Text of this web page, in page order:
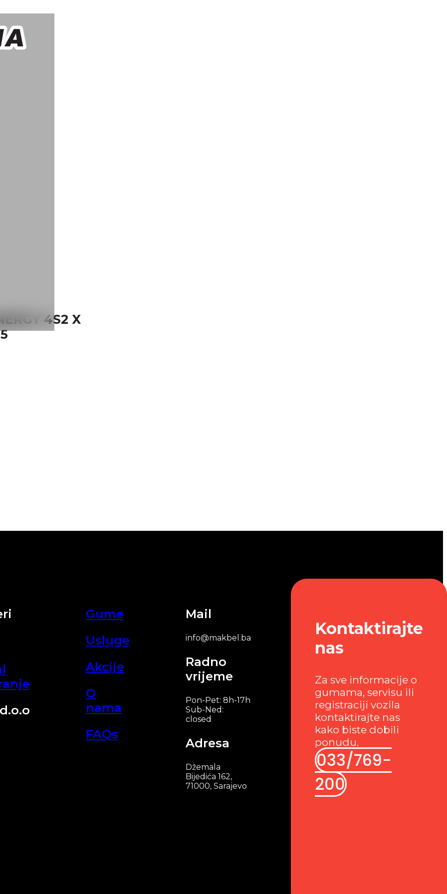
4S2 X
Gume
Usluge
Akcije
O
nama
FAQs
Mail
info@makbel.ba
Radno
vrijeme
Pon-Pet: 8h-17h
Sub-Ned:
closed
Adresa
Džemala
Bijedića 162,
71000, Sarajevo
Kontaktirajte
nas
Za sve informacije o
gumama, servisu ili
registraciji vozila
kontaktirajte nas
kako biste dobili
ponudu.
033/769-
200